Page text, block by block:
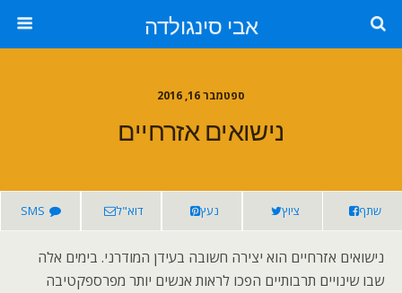
אבי סינגולדה
ספטמבר 16, 2016
נישואים אזרחיים
שתף ציוץ נעץ דוא"ל SMS
נישואים אזרחיים הוא יצירה חשובה בעידן המודרני. בימים אלה
שבו שינויים תרבותיים הפכו לראות אנשים יותר מפרספקטיבה